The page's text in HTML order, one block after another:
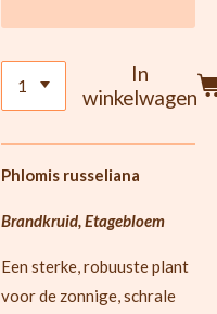
In
winkelwagen
Phlomis russeliana
Brandkruid, Etagebloem
Een sterke, robuuste plant
voor de zonnige, schrale